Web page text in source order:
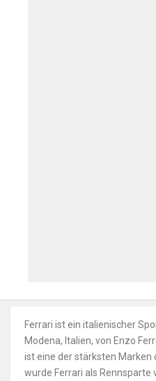
Ferrari ist ein italienischer
Modena, Italien, von Enzo
ist eine der stärksten Marken
wurde Ferrari als Rennsparte